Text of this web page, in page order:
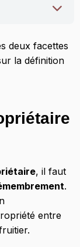
?
le prix
nu-
?
à
?
deux facettes
la définition
, il faut
.
entre